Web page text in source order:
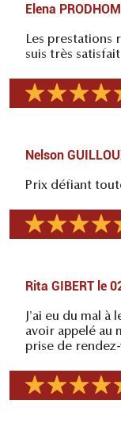
Elena
Les prestations
suis très satisfait
Nelson
Prix défiant
Rita GIBERT le
J'ai eu du mal à
avoir appelé au
prise de